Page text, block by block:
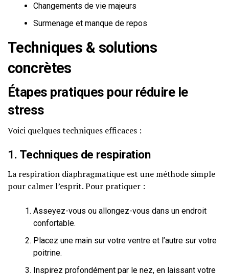
Changements de vie majeurs
Surmenage et manque de repos
Techniques & solutions
concrètes
Étapes pratiques pour réduire le
stress
Voici quelques techniques efficaces :
1. Techniques de respiration
La respiration diaphragmatique est une méthode simple
pour calmer l’esprit. Pour pratiquer :
Asseyez-vous ou allongez-vous dans un endroit
confortable.
Placez une main sur votre ventre et l’autre sur votre
poitrine.
Inspirez profondément par le nez, en laissant votre